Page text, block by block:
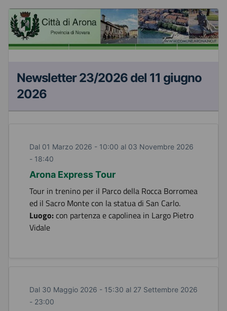
Newsletter 23/2026 del 11 giugno
2026
Dal 01 Marzo 2026 - 10:00 al 03 Novembre 2026
- 18:40
Arona Express Tour
Tour in trenino per il Parco della Rocca Borromea
ed il Sacro Monte con la statua di San Carlo.
Luogo: con partenza e capolinea in Largo Pietro
Vidale
Dal 30 Maggio 2026 - 15:30 al 27 Settembre 2026
- 23:00